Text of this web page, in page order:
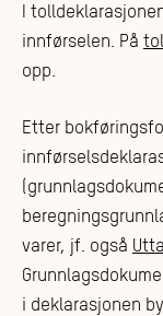
I
innførselen. På
opp.
Etter
varer, jf. også
i deklarasjonen